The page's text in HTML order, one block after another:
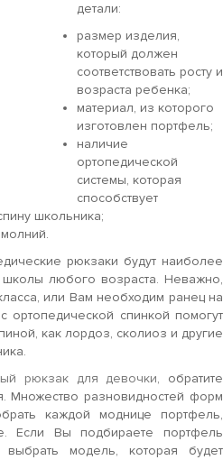
детали:
размер изделия,
который должен
соответствовать росту и
возраста ребенка;
материал, из которого
изготовлен портфель;
наличие
ортопедической
системы, которая
способствует
школьника;
рюкзаки будут наиболее
любого возраста. Неважно,
или Вам необходим ранец на
ортопедической спинкой помогут
как лордоз, сколиоз и другие
рюкзак для девочки, обратите
Множество разновидностей форм
каждой моднице портфель,
Если Вы подбираете портфель
модель, которая будет